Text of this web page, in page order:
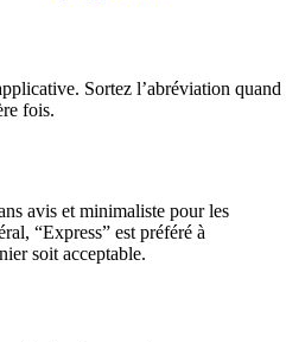
Sortez l’abréviation quand
fois.
avis et minimaliste pour les
“Express” est préféré à
soit acceptable.